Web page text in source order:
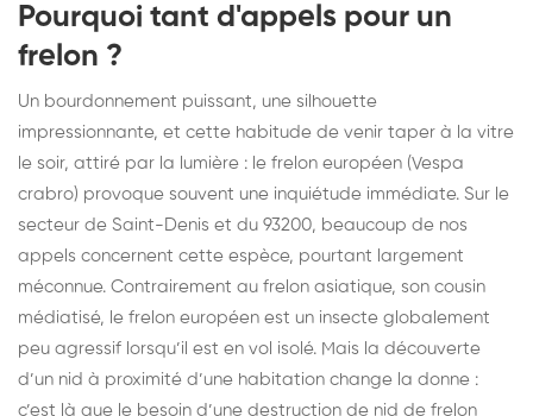
Pourquoi tant d'appels pour un
frelon ?
Un bourdonnement puissant, une silhouette
impressionnante, et cette habitude de venir taper à la vitre
le soir, attiré par la lumière : le frelon européen (Vespa
crabro) provoque souvent une inquiétude immédiate. Sur le
secteur de Saint-Denis et du 93200, beaucoup de nos
appels concernent cette espèce, pourtant largement
méconnue. Contrairement au frelon asiatique, son cousin
médiatisé, le frelon européen est un insecte globalement
peu agressif lorsqu’il est en vol isolé. Mais la découverte
d’un nid à proximité d’une habitation change la donne :
c’est là que le besoin d’une destruction de nid de frelon